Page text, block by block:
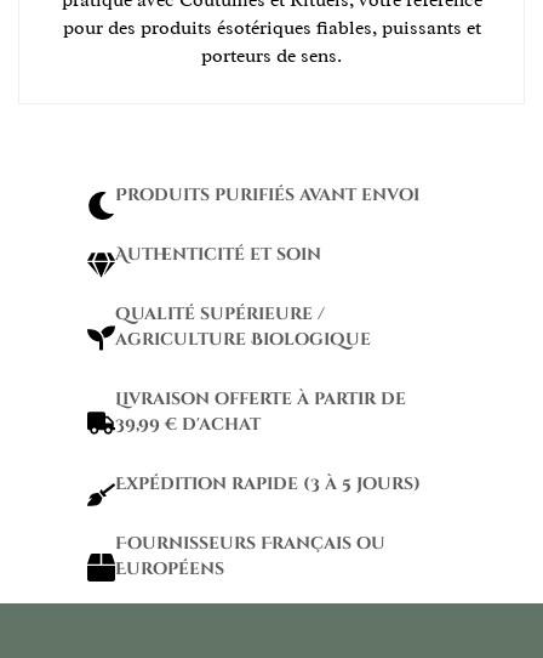
pour des produits ésotériques fiables, puissants et
porteurs de sens.
Produits purifiés avant envoi
Authenticité et soin
qualité supérieure /
agriculture Biologique
Livraison offerte à partir de
39,99 € d'achat
Expédition rapide (3 à 5 jours)
Fournisseurs Français ou
Européens